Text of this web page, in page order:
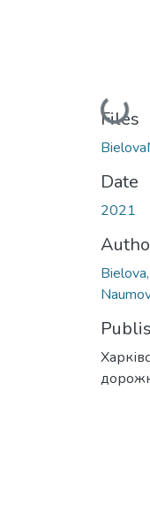
Loading...
Files
Date
2021